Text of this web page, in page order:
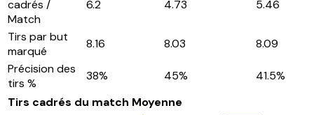
cadrés /
Match
6.2 4.73 5.46
Tirs par but
marqué
8.16 8.03
8.09
Précision des
tirs %
38% 45% 41.5%
Tirs cadrés du match Moyenne